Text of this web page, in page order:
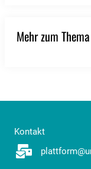
Mehr zum Thema
Kontakt